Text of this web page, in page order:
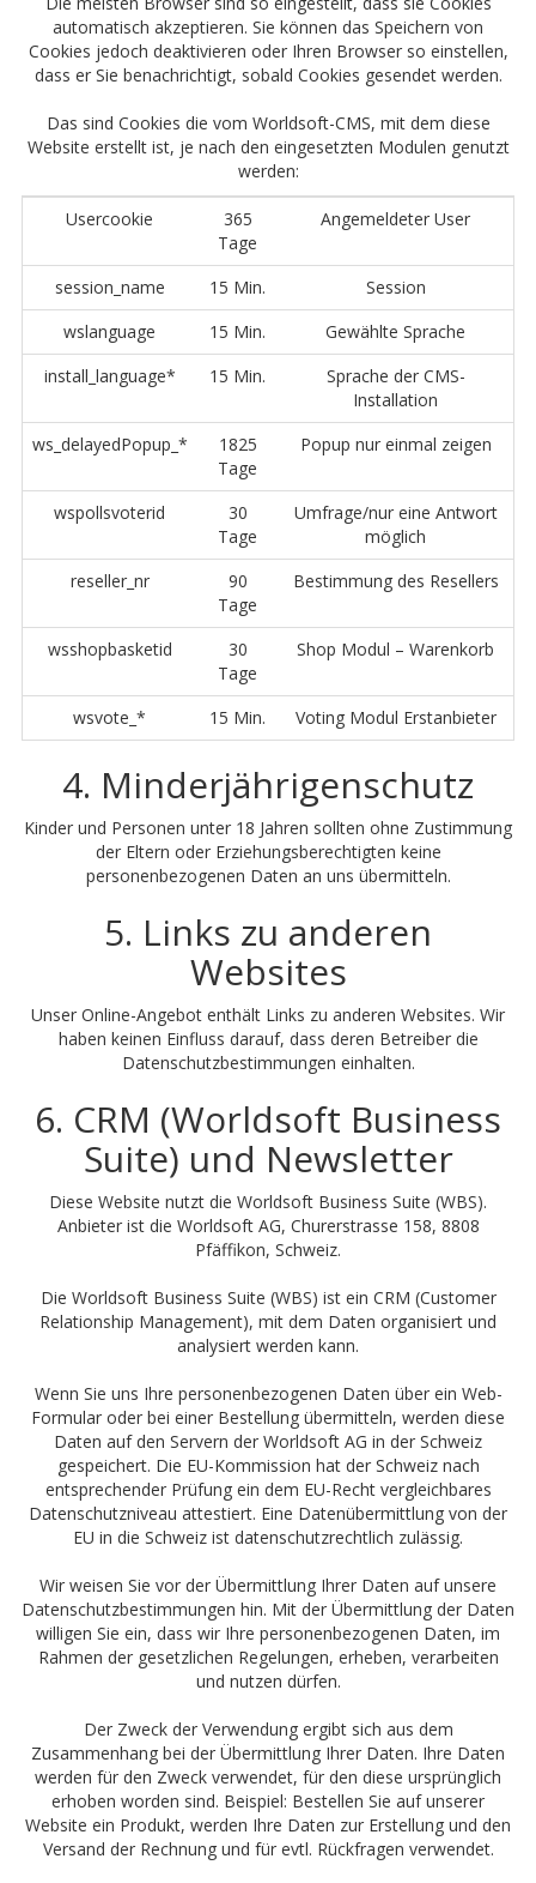
automatisch akzeptieren. Sie können das Speichern von
Cookies jedoch deaktivieren oder Ihren Browser so einstellen,
dass er Sie benachrichtigt, sobald Cookies gesendet werden.
Das sind Cookies die vom Worldsoft-CMS, mit dem diese
Website erstellt ist, je nach den eingesetzten Modulen genutzt
werden:
Usercookie
365
Tage
Angemeldeter User
session_name 15 Min.
Session
wslanguage
15 Min.
Gewählte Sprache
install_language*
15 Min.
Sprache der CMS-
Installation
ws_delayedPopup_*
1825
Tage
Popup nur einmal zeigen
wspollsvoterid
30
Tage
Umfrage/nur eine Antwort
möglich
reseller_nr
90
Tage
Bestimmung des Resellers
wsshopbasketid
30
Tage
Shop Modul – Warenkorb
wsvote_* 15 Min. Voting Modul Erstanbieter
4. Minderjährigenschutz
Kinder und Personen unter 18 Jahren sollten ohne Zustimmung
der Eltern oder Erziehungsberechtigten keine
personenbezogenen Daten an uns übermitteln.
5. Links zu anderen
Websites
Unser Online-Angebot enthält Links zu anderen Websites. Wir
haben keinen Einfluss darauf, dass deren Betreiber die
Datenschutzbestimmungen einhalten.
6. CRM (Worldsoft Business
Suite) und Newsletter
Diese Website nutzt die Worldsoft Business Suite (WBS).
Anbieter ist die Worldsoft AG, Churerstrasse 158, 8808
Pfäffikon, Schweiz.
Die Worldsoft Business Suite (WBS) ist ein CRM (Customer
Relationship Management), mit dem Daten organisiert und
analysiert werden kann.
Wenn Sie uns Ihre personenbezogenen Daten über ein Web-
Formular oder bei einer Bestellung übermitteln, werden diese
Daten auf den Servern der Worldsoft AG in der Schweiz
gespeichert. Die EU-Kommission hat der Schweiz nach
entsprechender Prüfung ein dem EU-Recht vergleichbares
Datenschutzniveau attestiert. Eine Datenübermittlung von der
EU in die Schweiz ist datenschutzrechtlich zulässig.
Wir weisen Sie vor der Übermittlung Ihrer Daten auf unsere
Datenschutzbestimmungen hin. Mit der Übermittlung der Daten
willigen Sie ein, dass wir Ihre personenbezogenen Daten, im
Rahmen der gesetzlichen Regelungen, erheben, verarbeiten
und nutzen dürfen.
Der Zweck der Verwendung ergibt sich aus dem
Zusammenhang bei der Übermittlung Ihrer Daten. Ihre Daten
werden für den Zweck verwendet, für den diese ursprünglich
erhoben worden sind. Beispiel: Bestellen Sie auf unserer
Website ein Produkt, werden Ihre Daten zur Erstellung und den
Versand der Rechnung und für evtl. Rückfragen verwendet.